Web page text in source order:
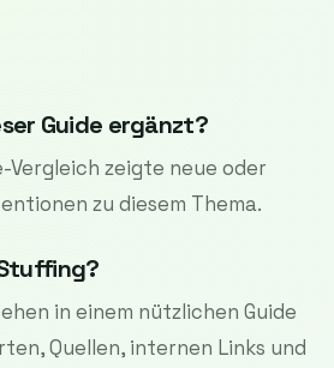
Guide ergänzt?
Vergleich zeigte neue oder
zu diesem Thema.
in einem nützlichen Guide
Quellen, internen Links und